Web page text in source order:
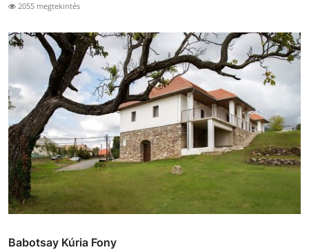
2055 megtekintés
Babotsay Kúria Fony